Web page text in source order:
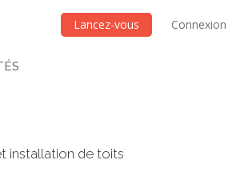
Lancez-vous Connexion
installation de toits